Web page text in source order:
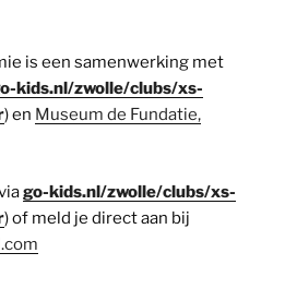
is een samenwerking met
kids.nl/zwolle/clubs/xs-
) en Museum de Fundatie,
go-kids.nl/zwolle/clubs/xs-
) of meld je direct aan bij